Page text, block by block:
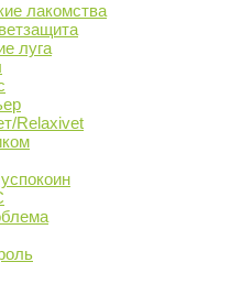
лакомства
луга
Relaxivet